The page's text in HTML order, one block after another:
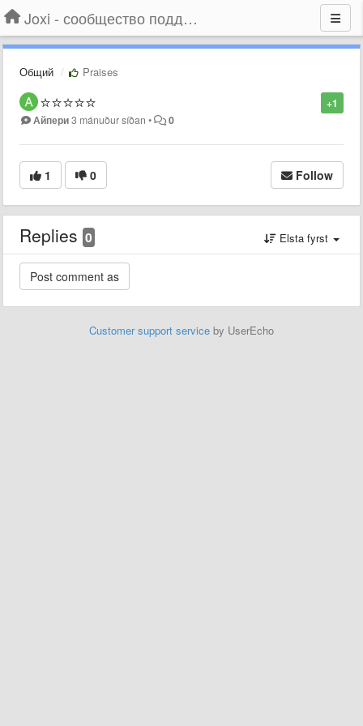
Joxi - сообщество поддержки
Общий Praises
+1
⭐️⭐️⭐️⭐️⭐️
Айпери3 mánuður síðan • 0
1 0 Follow
Replies 0 Elsta fyrst
Customer support service by UserEcho